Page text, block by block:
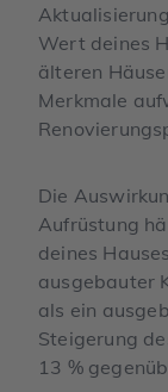
Wert deines
älteren
Merkmale
Die
Aufrüstung
deines
ausgebauter
als ein
Steigerung
13 %